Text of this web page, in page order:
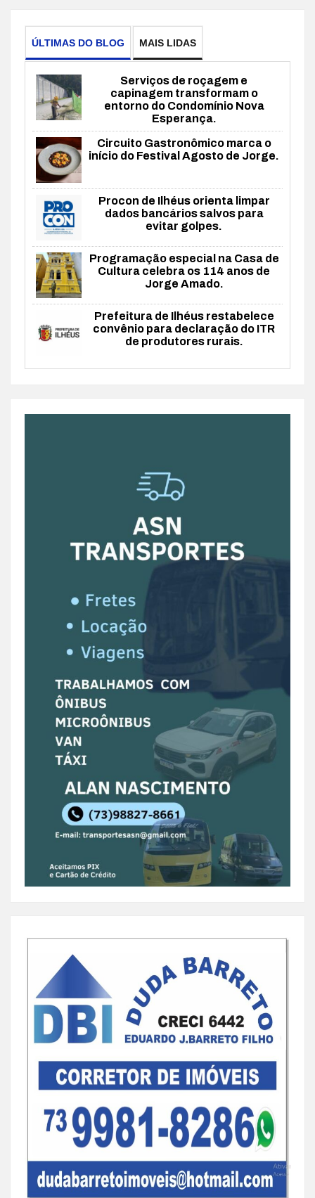
ÚLTIMAS DO BLOG MAIS LIDAS
Serviços de roçagem e
capinagem transformam o
entorno do Condomínio Nova
Esperança.
Circuito Gastronômico marca o
início do Festival Agosto de Jorge.
Procon de Ilhéus orienta limpar
dados bancários salvos para
evitar golpes.
Programação especial na Casa de
Cultura celebra os 114 anos de
Jorge Amado.
Prefeitura de Ilhéus restabelece
convênio para declaração do ITR
de produtores rurais.